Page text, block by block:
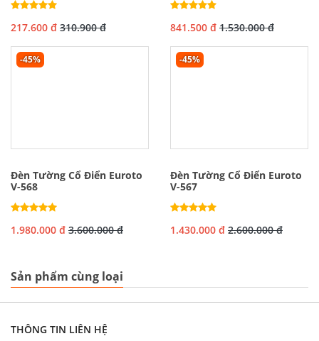
217.600 đ 310.900 đ 841.500 đ 1.530.000 đ
-45%
Đèn Tường Cổ Điển Euroto
V-568
1.980.000 đ 3.600.000 đ
-45%
Đèn Tường Cổ Điển Euroto
V-567
1.430.000 đ 2.600.000 đ
Sản phẩm cùng loại
THÔNG TIN LIÊN HỆ